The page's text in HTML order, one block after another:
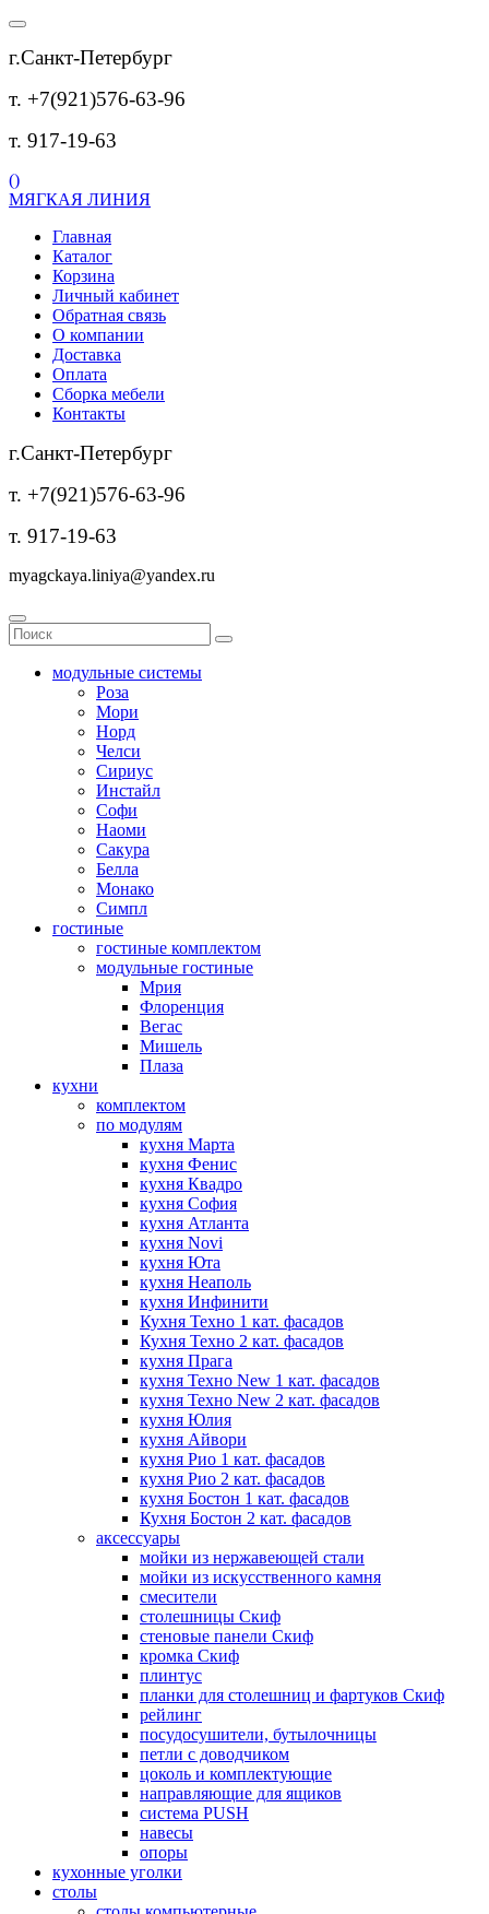
г.Санкт-Петербург
т. +7(921)576-63-96
т. 917-19-63
()
МЯГКАЯ ЛИНИЯ
Главная
Каталог
Корзина
Личный кабинет
Обратная связь
О компании
Доставка
Оплата
Сборка мебели
Контакты
г.Санкт-Петербург
т. +7(921)576-63-96
т. 917-19-63
myagckaya.liniya@yandex.ru
модульные системы
Роза
Мори
Норд
Челси
Сириус
Инстайл
Софи
Наоми
Сакура
Белла
Монако
Симпл
гостиные
гостиные комплектом
модульные гостиные
Мрия
Флоренция
Вегас
Мишель
Плаза
кухни
комплектом
по модулям
кухня Марта
кухня Фенис
кухня Квадро
кухня София
кухня Атланта
кухня Novi
кухня Юта
кухня Неаполь
кухня Инфинити
Кухня Техно 1 кат. фасадов
Кухня Техно 2 кат. фасадов
кухня Прага
кухня Техно New 1 кат. фасадов
кухня Техно New 2 кат. фасадов
кухня Юлия
кухня Айвори
кухня Рио 1 кат. фасадов
кухня Рио 2 кат. фасадов
кухня Бостон 1 кат. фасадов
Кухня Бостон 2 кат. фасадов
аксессуары
мойки из нержавеющей стали
мойки из искусственного камня
смесители
столешницы Скиф
стеновые панели Скиф
кромка Скиф
плинтус
планки для столешниц и фартуков Скиф
рейлинг
посудосушители, бутылочницы
петли с доводчиком
цоколь и комплектующие
направляющие для ящиков
система PUSH
навесы
опоры
кухонные уголки
столы